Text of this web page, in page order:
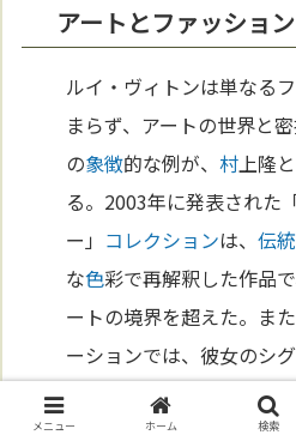
アートとファッショ
ルイ・ヴィトンは単なる
まらず、アートの世界と
の象徴的な例が、村上隆
る。2003年に発表された
ー」 コレクションは、伝統
な色彩で再解釈した作品
ートの境界を超えた。ま
ーションでは、彼女のシ
がルイ・ヴィトンのバッグ
れられた。これらの
プロ
メニュー ホーム 検索